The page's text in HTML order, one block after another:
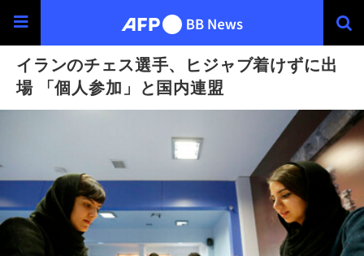
イランのチェス選手、ヒジャブ着けずに出
場 「個人参加」と国内連盟